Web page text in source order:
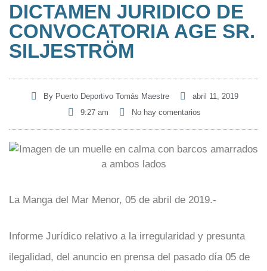
DICTAMEN JURIDICO DE
CONVOCATORIA AGE SR.
SILJESTRÖM
ByPuerto Deportivo Tomás Maestre
abril 11, 2019
9:27 am
No hay comentarios
La Manga del Mar Menor, 05 de abril de 2019.-
Informe Jurídico relativo a la irregularidad y presunta
ilegalidad, del anuncio en prensa del pasado día 05 de